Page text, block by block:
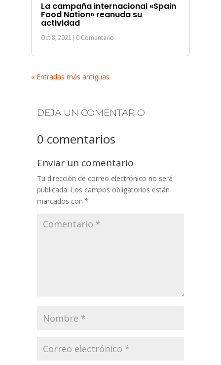
La campaña internacional «Spain
Food Nation» reanuda su
actividad
Oct 8, 2021 | 0 Comentario
« Entradas más antiguas
DEJA UN COMENTARIO
0 comentarios
Enviar un comentario
Tu dirección de correo electrónico no será
publicada. Los campos obligatorios están
marcados con *